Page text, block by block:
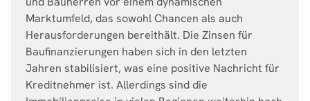
Marktumfeld, das sowohl Chancen als auch
Herausforderungen bereithält. Die Zinsen für
Baufinanzierungen haben sich in den letzten
Jahren stabilisiert, was eine positive Nachricht für
Kreditnehmer ist. Allerdings sind die